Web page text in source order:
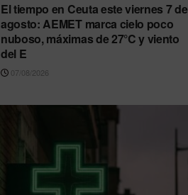
El tiempo en Ceuta este viernes 7 de
agosto: AEMET marca cielo poco
nuboso, máximas de 27°C y viento
del E
07/08/2026